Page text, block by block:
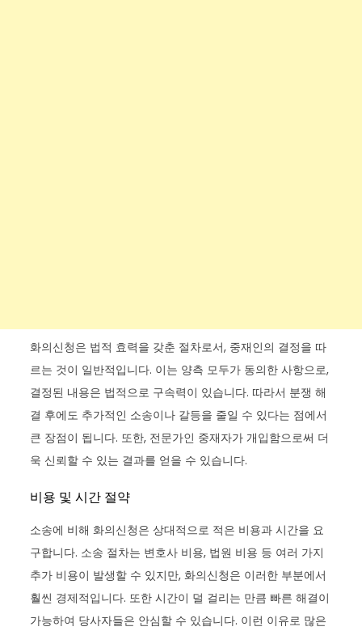
화의신청은 법적 효력을 갖춘 절차로서, 중재인의 결정을 따
르는 것이 일반적입니다. 이는 양측 모두가 동의한 사항으로,
결정된 내용은 법적으로 구속력이 있습니다. 따라서 분쟁 해
결 후에도 추가적인 소송이나 갈등을 줄일 수 있다는 점에서
큰 장점이 됩니다. 또한, 전문가인 중재자가 개입함으로써 더
욱 신뢰할 수 있는 결과를 얻을 수 있습니다.
비용 및 시간 절약
소송에 비해 화의신청은 상대적으로 적은 비용과 시간을 요
구합니다. 소송 절차는 변호사 비용, 법원 비용 등 여러 가지
추가 비용이 발생할 수 있지만, 화의신청은 이러한 부분에서
훨씬 경제적입니다. 또한 시간이 덜 걸리는 만큼 빠른 해결이
가능하여 당사자들은 안심할 수 있습니다. 이런 이유로 많은